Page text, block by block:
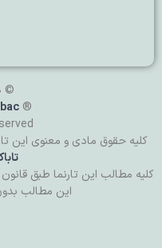
© 2010– 2026
®
كليه حقوق مادی و معنوی اين
کلیه مطالب این تارنما طبق
این مطالب